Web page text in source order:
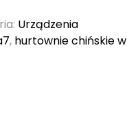
Urządzenia
, hurtownie chińskie w